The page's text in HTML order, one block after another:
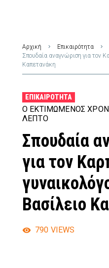
Αρχική
Επικαιρότητα
Σπουδαία αναγνώριση για τον
Καπετανάκη
ΕΠΙΚΑΙΡΌΤΗΤΑ
Ο ΕΚΤΙΜΏΜΕΝΟΣ
ΛΕΠΤΌ
Σπουδαία
για τον
Βασίλειο
790 VIEWS